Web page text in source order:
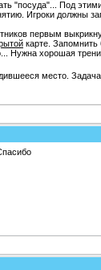
"посуда"... Под
Игроки должны
первым
карте. Запомнить
Нужна хорошая
место.